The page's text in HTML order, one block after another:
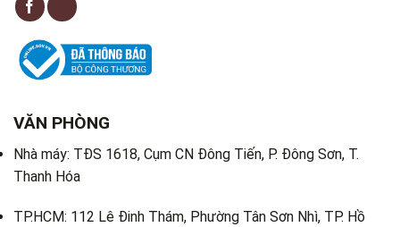
VĂN PHÒNG
Nhà máy: TĐS 1618, Cụm CN Đông Tiến, P. Đông Sơn, T.
Thanh Hóa
TP.HCM: 112 Lê Đinh Thám, Phường Tân Sơn Nhì, TP. Hồ